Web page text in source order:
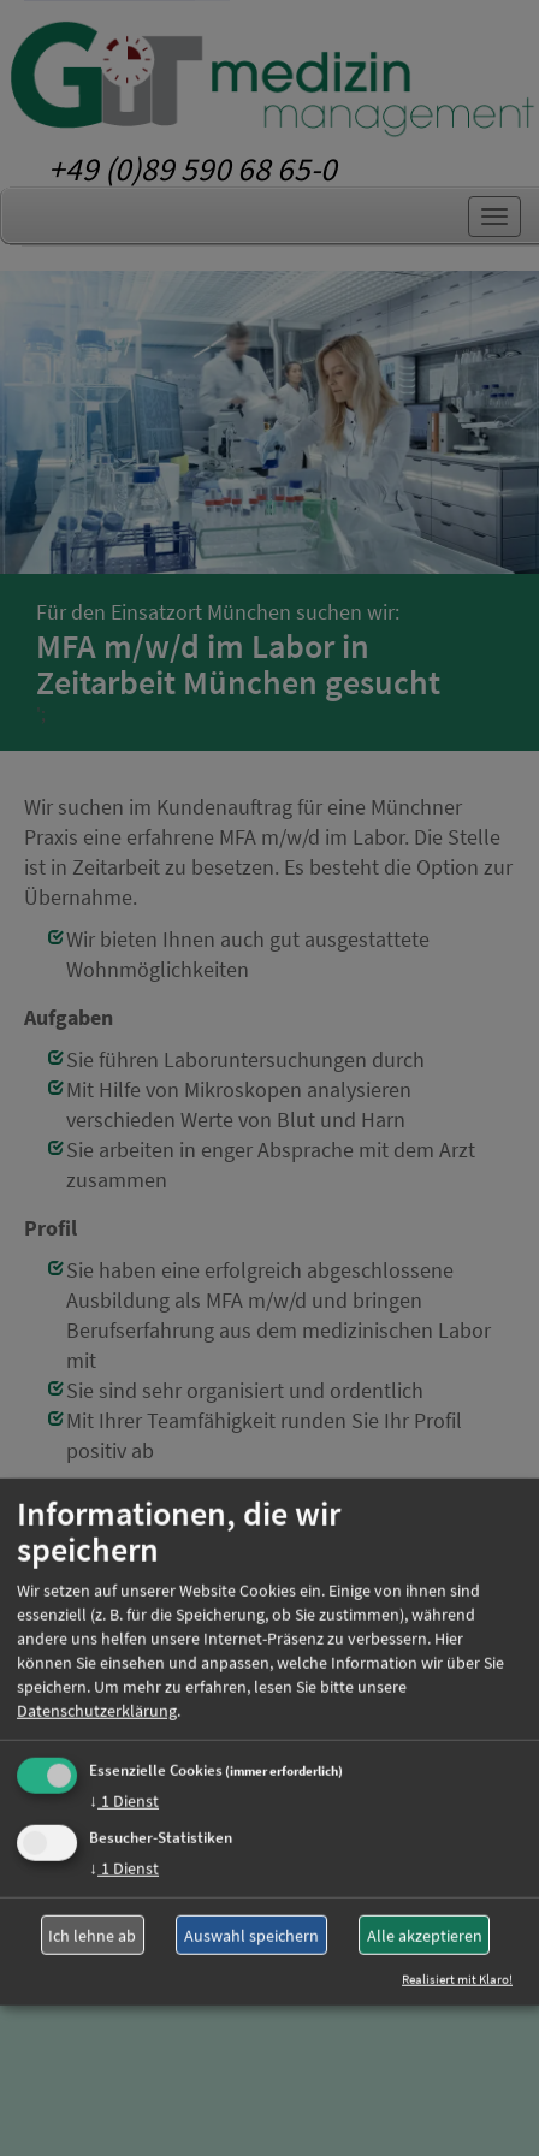
+49 (0)89 590 68 65-0
Für den Einsatzort München suchen wir:
MFA m/w/d im Labor in
Zeitarbeit München gesucht
';
Wir suchen im Kundenauftrag für eine Münchner
Praxis eine erfahrene MFA m/w/d im Labor. Die Stelle
ist in Zeitarbeit zu besetzen. Es besteht die Option zur
Übernahme.
Wir bieten Ihnen auch gut ausgestattete
Wohnmöglichkeiten
Aufgaben
Sie führen Laboruntersuchungen durch
Mit Hilfe von Mikroskopen analysieren
verschieden Werte von Blut und Harn
Sie arbeiten in enger Absprache mit dem Arzt
zusammen
Profil
Sie haben eine erfolgreich abgeschlossene
Ausbildung als MFA m/w/d und bringen
Berufserfahrung aus dem medizinischen Labor
mit
Sie sind sehr organisiert und ordentlich
Mit Ihrer Teamfähigkeit runden Sie Ihr Profil
positiv ab
Beschäftigungsart:Vollzeit
Jetzt online bewerben
Weitere Jobs
Oder rufen Sie uns einfach an:
+49 (0)89 590 68 65-0
Informationen, die wir
speichern
Wir setzen auf unserer Website Cookies ein. Einige von ihnen sind
essenziell (z. B. für die Speicherung, ob Sie zustimmen), während
andere uns helfen unsere Internet-Präsenz zu verbessern. Hier
können Sie einsehen und anpassen, welche Information wir über Sie
speichern. Um mehr zu erfahren, lesen Sie bitte unsere
Datenschutzerklärung.
Essenzielle Cookies(immer erforderlich)
↓ 1 Dienst
Besucher-Statistiken
↓ 1 Dienst
Ich lehne ab Auswahl speichern Alle akzeptieren
Realisiert mit Klaro!